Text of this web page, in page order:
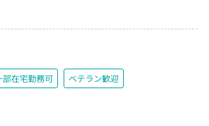
部在宅勤務可 ベテラン歓迎